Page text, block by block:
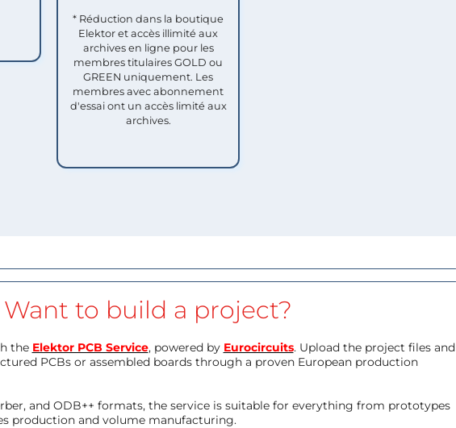
* Réduction dans la boutique
Elektor et accès illimité aux
archives en ligne pour les
membres titulaires GOLD ou
GREEN uniquement. Les
membres avec abonnement
d'essai ont un accès limité aux
archives.
Want to build a project?
the Elektor PCB Service, powered by Eurocircuits. Upload the project files and
PCBs or assembled boards through a proven European production
and ODB++ formats, the service is suitable for everything from prototypes
production and volume manufacturing.